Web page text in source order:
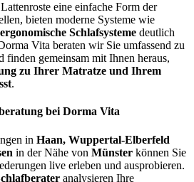
eine einfache Form der
bieten moderne Systeme wie
ergonomische Schlafsysteme deutlich
Vita beraten wir Sie umfassend zu
finden gemeinsam mit Ihnen heraus,
zu Ihrer Matratze und Ihrem
.
bei Dorma Vita
in Haan, Wuppertal-Elberfeld
in der Nähe von Münster können Sie
live erleben und ausprobieren.
analysieren Ihre